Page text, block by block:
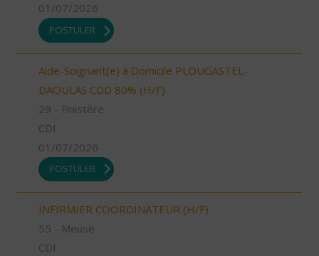
01/07/2026
POSTULER
Aide-Soignant(e) à Domicile PLOUGASTEL-
DAOULAS CDD 80% (H/F)
29 - Finistère
CDI
01/07/2026
POSTULER
INFIRMIER COORDINATEUR (H/F)
55 - Meuse
CDI